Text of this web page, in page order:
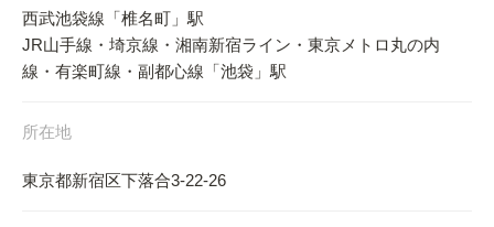
西武池袋線「椎名町」駅
JR山手線・埼京線・湘南新宿ライン・東京メトロ丸の内
線・有楽町線・副都心線「池袋」駅
所在地
東京都新宿区下落合3-22-26